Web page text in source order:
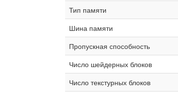
Тип памяти
Шина памяти
Пропускная способность
Число шейдерных блоков
Число текстурных блоков